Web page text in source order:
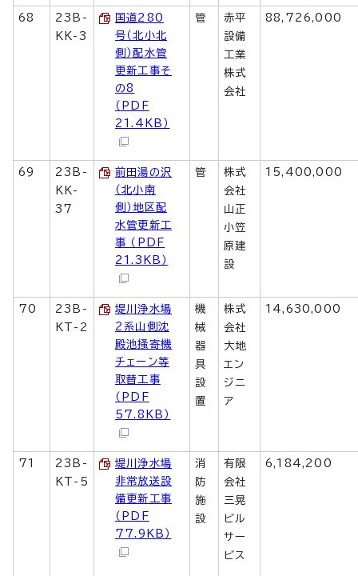
68
23B-
KK-3
国道280
号（北小北
側）配水管
更新工事そ
の8
（PDF
21.4KB）
管
赤平
設備
工業
株式
会社
88,726,000
69
23B-
KK-
37
前田湯の沢
（北小南
側）地区配
水管更新工
事 （PDF
21.3KB）
管
株式
会社
山正
小笠
原建
設
15,400,000
70
23B-
KT-2
堤川浄水場
2系山側沈
殿池掻寄機
チェーン等
取替工事
（PDF
57.8KB）
機
械
器
具
設
置
株式
会社
大地
エン
ジニ
ア
14,630,000
71
23B-
KT-5
堤川浄水場
非常放送設
備更新工事
（PDF
77.9KB）
消
防
施
設
有限
会社
三晃
ビル
サー
ビス
6,184,200